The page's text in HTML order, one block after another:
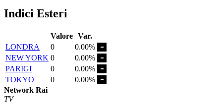
Indici Esteri
Valore Var.
LONDRA
0
0.00%
NEW YORK 0
0.00%
PARIGI
0
0.00%
TOKYO
0
0.00%
Network Rai
TV